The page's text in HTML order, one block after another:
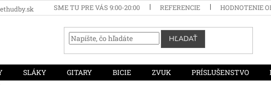
SME TU PRE VÁS 9:00-20:00 REFERENCIE HODNOTENIE
HĽADAŤ
SLÁKY GITARY BICIE ZVUK PRÍSLUŠENSTVO